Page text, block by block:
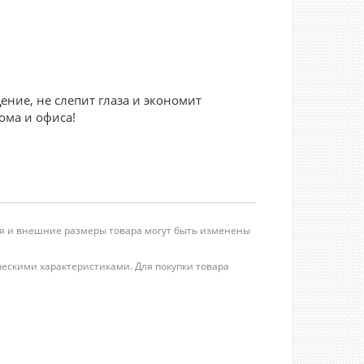
не слепит глаза и экономит
и офиса!
и внешние размеры товара могут быть изменены
характеристиками. Для покупки товара